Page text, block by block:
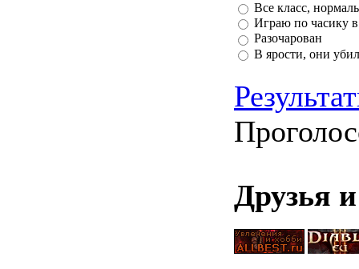
Все класс,
Играю по часику в
Разочарован
В ярости, они
Друзья